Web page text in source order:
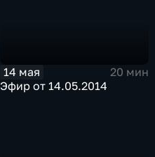
14 мая
20 мин
Эфир от 14.05.2014